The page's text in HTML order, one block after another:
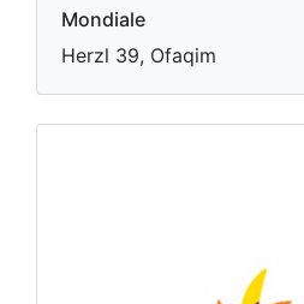
Mondiale
Herzl 39, Ofaqim